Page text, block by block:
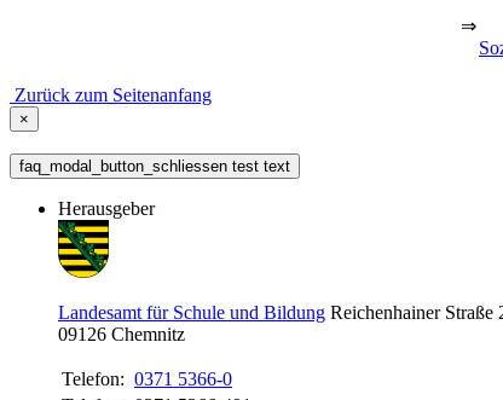
⇒
Zurück zum Seitenanfang
×
faq_modal_button_schliessen test text
Herausgeber
Landesamt für Schule und Bildung Reichenhainer Straße
09126 Chemnitz
Telefon: 0371 5366-0